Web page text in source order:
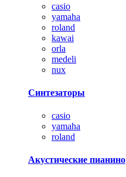
casio
yamaha
roland
kawai
orla
medeli
nux
Синтезаторы
casio
yamaha
roland
Акустические пианино